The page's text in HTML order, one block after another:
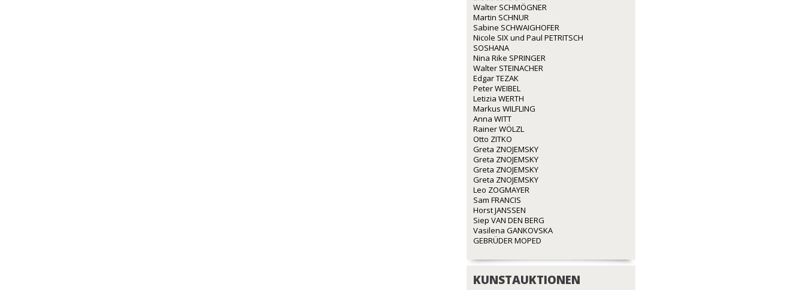
Walter SCHMÖGNER
Martin SCHNUR
Sabine SCHWAIGHOFER
Nicole SIX und Paul PETRITSCH
SOSHANA
Nina Rike SPRINGER
Walter STEINACHER
Edgar TEZAK
Peter WEIBEL
Letizia WERTH
Markus WILFLING
Anna WITT
Rainer WÖLZL
Otto ZITKO
Greta ZNOJEMSKY
Greta ZNOJEMSKY
Greta ZNOJEMSKY
Greta ZNOJEMSKY
Leo ZOGMAYER
Sam FRANCIS
Horst JANSSEN
Siep VAN DEN BERG
Vasilena GANKOVSKA
GEBRÜDER MOPED
KUNSTAUKTIONEN